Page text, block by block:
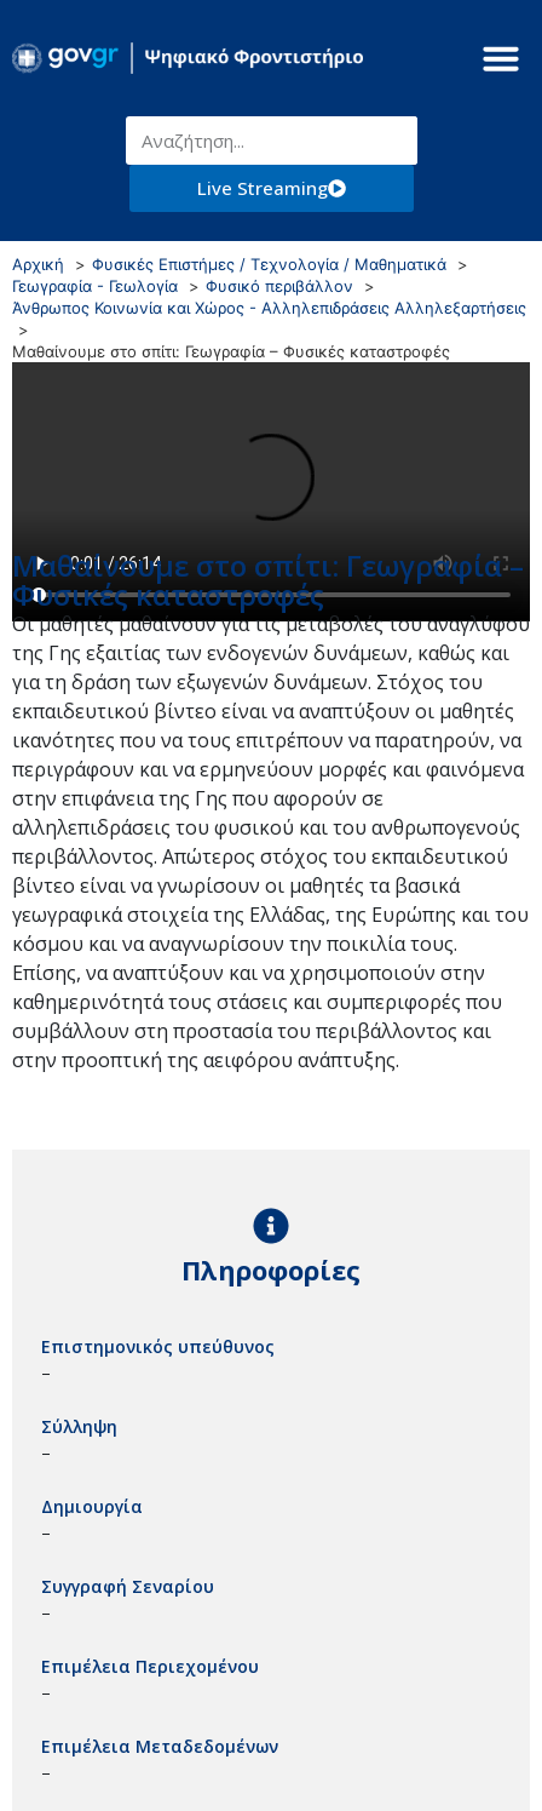
Live Streaming
Αρχική
Φυσικές Επιστήμες / Τεχνολογία / Μαθηματικά
Γεωγραφία - Γεωλογία
Φυσικό περιβάλλον
Άνθρωπος Κοινωνία και Χώρος - Αλληλεπιδράσεις Αλληλεξαρτήσεις
Μαθαίνουμε στο σπίτι: Γεωγραφία – Φυσικές καταστροφές
Μαθαίνουμε στο σπίτι: Γεωγραφία –
Φυσικές καταστροφές
Οι μαθητές μαθαίνουν για τις μεταβολές του αναγλύφου
της Γης εξαιτίας των ενδογενών δυνάμεων, καθώς και
για τη δράση των εξωγενών δυνάμεων. Στόχος του
εκπαιδευτικού βίντεο είναι να αναπτύξουν οι μαθητές
ικανότητες που να τους επιτρέπουν να παρατηρούν, να
περιγράφουν και να ερμηνεύουν μορφές και φαινόμενα
στην επιφάνεια της Γης που αφορούν σε
αλληλεπιδράσεις του φυσικού και του ανθρωπογενούς
περιβάλλοντος. Απώτερος στόχος του εκπαιδευτικού
βίντεο είναι να γνωρίσουν οι μαθητές τα βασικά
γεωγραφικά στοιχεία της Ελλάδας, της Ευρώπης και του
κόσμου και να αναγνωρίσουν την ποικιλία τους.
Επίσης, να αναπτύξουν και να χρησιμοποιούν στην
καθημερινότητά τους στάσεις και συμπεριφορές που
συμβάλλουν στη προστασία του περιβάλλοντος και
στην προοπτική της αειφόρου ανάπτυξης.
Πληροφορίες
Επιστημονικός υπεύθυνος
–
Σύλληψη
–
Δημιουργία
–
Συγγραφή Σεναρίου
–
Επιμέλεια Περιεχομένου
–
Επιμέλεια Μεταδεδομένων
–